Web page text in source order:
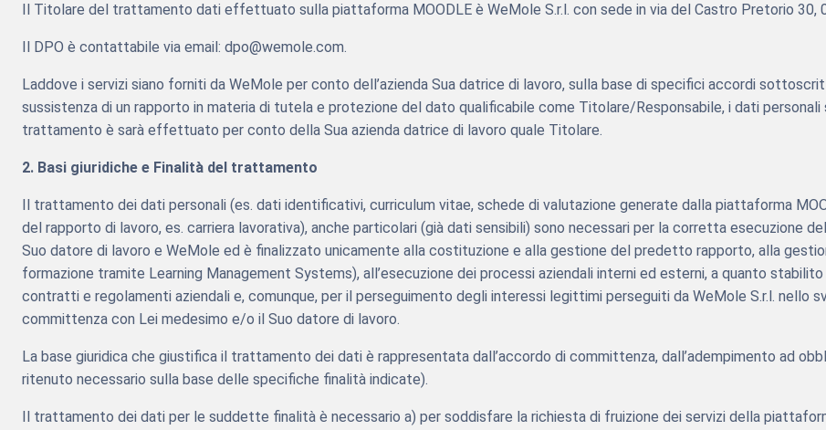
Il Titolare del trattamento dati effettuato sulla piattaforma MOODLE è WeMole S.r.l. con sede in via del Castro Pretorio 30,
Il DPO è contattabile via email: dpo@wemole.com.
Laddove i servizi siano forniti da WeMole per conto dell’azienda Sua datrice di lavoro, sulla base di specifici accordi
sussistenza di un rapporto in materia di tutela e protezione del dato qualificabile come Titolare/Responsabile, i dati
trattamento è sarà effettuato per conto della Sua azienda datrice di lavoro quale Titolare.
2. Basi giuridiche e Finalità del trattamento
Il trattamento dei dati personali (es. dati identificativi, curriculum vitae, schede di valutazione generate dalla piattaforma
del rapporto di lavoro, es. carriera lavorativa), anche particolari (già dati sensibili) sono necessari per la corretta esecuzione
Suo datore di lavoro e WeMole ed è finalizzato unicamente alla costituzione e alla gestione del predetto rapporto, alla
formazione tramite Learning Management Systems), all’esecuzione dei processi aziendali interni ed esterni, a quanto
contratti e regolamenti aziendali e, comunque, per il perseguimento degli interessi legittimi perseguiti da WeMole S.r.l. nello
committenza con Lei medesimo e/o il Suo datore di lavoro.
La base giuridica che giustifica il trattamento dei dati è rappresentata dall’accordo di committenza, dall’adempimento ad
ritenuto necessario sulla base delle specifiche finalità indicate).
Il trattamento dei dati per le suddette finalità è necessario a) per soddisfare la richiesta di fruizione dei servizi della